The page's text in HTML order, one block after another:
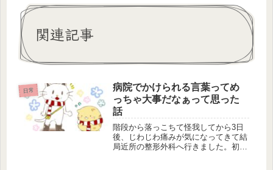
関連記事
日常
病院でかけられる言葉ってめ
っちゃ大事だなぁって思った
話
階段から落っこちて怪我してから3日
後、じわじわ痛みが気になってきて結
局近所の整形外科へ行きました。初め